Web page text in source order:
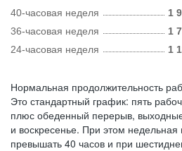
40-часовая неделя
1
36-часовая неделя
1
24-часовая неделя
1
Нормальная продолжительность
Это стандартный график: пять
плюс обеденный перерыв,
и воскресенье. При этом недельная
превышать 40 часов и при